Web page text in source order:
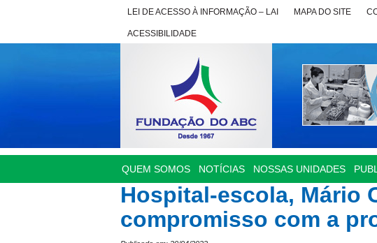
LEI DE ACESSO À INFORMAÇÃO – LAI MAPA DO SITE
ACESSIBILIDADE
QUEM SOMOS NOTÍCIAS NOSSAS UNIDADES
Hospital-escola, Mário
compromisso com a